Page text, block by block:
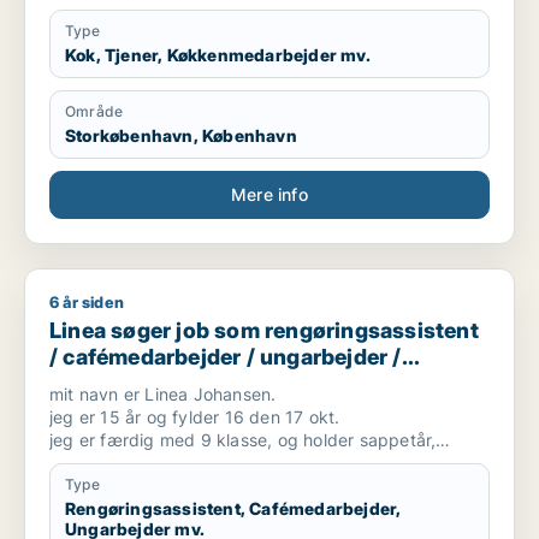
naturligt i mig at kunne håndtere travle hverdage.
Helt ordinært er jeg fleksibel- og kan være til
rådighed på jobbet det meste af tiden, det gælder
også weekender og ferie.
Jeg håber meget på at høre nærmere fra jer.
Med venlig hilsen
Type
Kok, Tjener, Køkkenmedarbejder mv.
Område
Storkøbenhavn, København
Mere info
Linea søger job som rengøringsassistent /
6 år siden
Linea søger job som rengøringsassistent
/ cafémedarbejder / ungarbejder /
kundeservicemedarbejder
mit navn er Linea Johansen.
jeg er 15 år og fylder 16 den 17 okt.
jeg er færdig med 9 klasse, og holder sappetår,
derfor søger jeg fuldtidsjob.
jeg er en smilende og imødekommende person, og
altid frisk på nye udfordringer.
jeg er meget god til skriftlig og mundtlig, jeg taler
Type
Rengøringsassistent, Cafémedarbejder,
Ungarbejder mv.